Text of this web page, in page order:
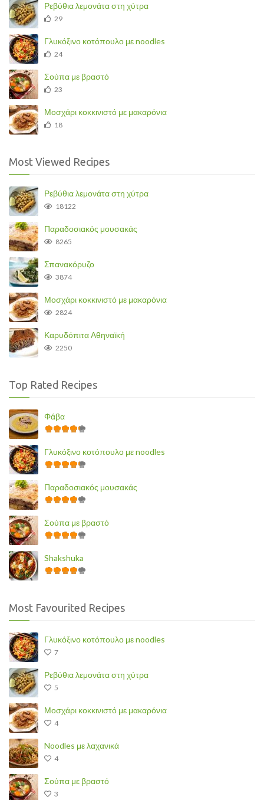
Ρεβύθια λεμονάτα στη χύτρα
29
Γλυκόξινο κοτόπουλο με noodles
24
Σούπα με βραστό
23
Μοσχάρι κοκκινιστό με μακαρόνια
18
Most Viewed Recipes
Ρεβύθια λεμονάτα στη χύτρα
18122
Παραδοσιακός μουσακάς
8265
Σπανακόρυζο
3874
Μοσχάρι κοκκινιστό με μακαρόνια
2824
Καρυδόπιτα Αθηναϊκή
2250
Top Rated Recipes
Φάβα
Γλυκόξινο κοτόπουλο με noodles
Παραδοσιακός μουσακάς
Σούπα με βραστό
Shakshuka
Most Favourited Recipes
Γλυκόξινο κοτόπουλο με noodles
7
Ρεβύθια λεμονάτα στη χύτρα
5
Μοσχάρι κοκκινιστό με μακαρόνια
4
Noodles με λαχανικά
4
Σούπα με βραστό
3